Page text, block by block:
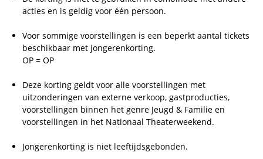
acties en is geldig voor één persoon.
Voor sommige voorstellingen is een beperkt aantal tickets
beschikbaar met jongerenkorting.
OP = OP
Deze korting geldt voor alle voorstellingen met
uitzonderingen van externe verkoop, gastproducties,
voorstellingen binnen het genre Jeugd & Familie en
voorstellingen in het Nationaal Theaterweekend.
Jongerenkorting is niet leeftijdsgebonden.